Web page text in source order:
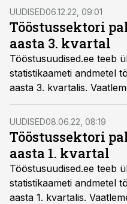
aasta kõik neli kvartalit.
UUDISED06.12.22, 09:01
Tööstussektori
aasta 3. kvartal
Tööstusuudised.ee teeb
statistikaameti andmetel
aasta 3. kvartalis.
ametirühma palkasid.
UUDISED08.06.22, 08:19
Tööstussektori
aasta 1. kvartal
Tööstusuudised.ee teeb
statistikaameti andmetel
aasta 1. kvartalis.